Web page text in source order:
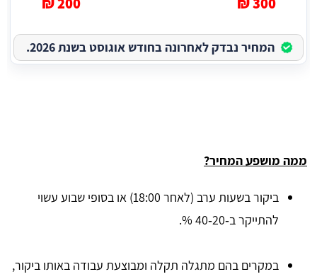
המחיר נבדק לאחרונה בחודש אוגוסט בשנת 2026.
ממה מושפע המחיר?
ביקור בשעות ערב (לאחר 18:00) או בסופי שבוע עשוי
להתייקר ב‑20‑40 %.
במקרים בהם מתגלה תקלה ומבוצעת עבודה באותו ביקור,